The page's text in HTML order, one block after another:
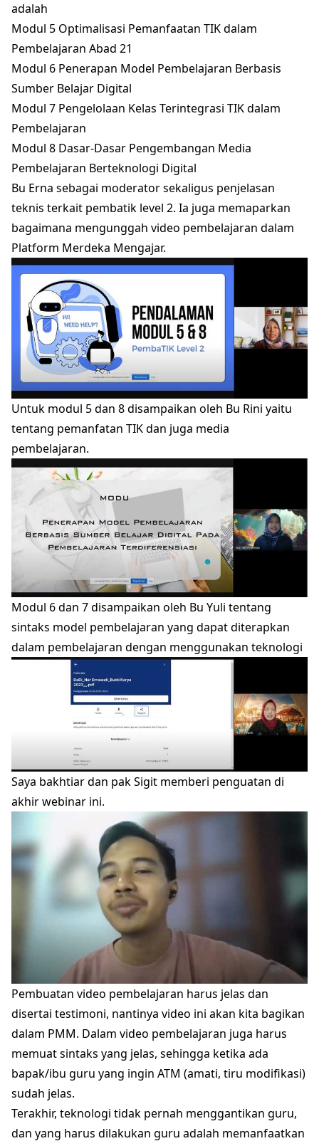
adalah
Modul 5 Optimalisasi Pemanfaatan TIK dalam
Pembelajaran Abad 21
Modul 6 Penerapan Model Pembelajaran Berbasis
Sumber Belajar Digital
Modul 7 Pengelolaan Kelas Terintegrasi TIK dalam
Pembelajaran
Modul 8 Dasar-Dasar Pengembangan Media
Pembelajaran Berteknologi Digital
Bu Erna sebagai moderator sekaligus penjelasan
teknis terkait pembatik level 2. Ia juga memaparkan
bagaimana mengunggah video pembelajaran dalam
Platform Merdeka Mengajar.
Untuk modul 5 dan 8 disampaikan oleh Bu Rini yaitu
tentang pemanfatan TIK dan juga media
pembelajaran.
Modul 6 dan 7 disampaikan oleh Bu Yuli tentang
sintaks model pembelajaran yang dapat diterapkan
dalam pembelajaran dengan menggunakan teknologi
Saya bakhtiar dan pak Sigit memberi penguatan di
akhir webinar ini.
Pembuatan video pembelajaran harus jelas dan
disertai testimoni, nantinya video ini akan kita bagikan
dalam PMM. Dalam video pembelajaran juga harus
memuat sintaks yang jelas, sehingga ketika ada
bapak/ibu guru yang ingin ATM (amati, tiru modifikasi)
sudah jelas.
Terakhir, teknologi tidak pernah menggantikan guru,
dan yang harus dilakukan guru adalah memanfaatkan